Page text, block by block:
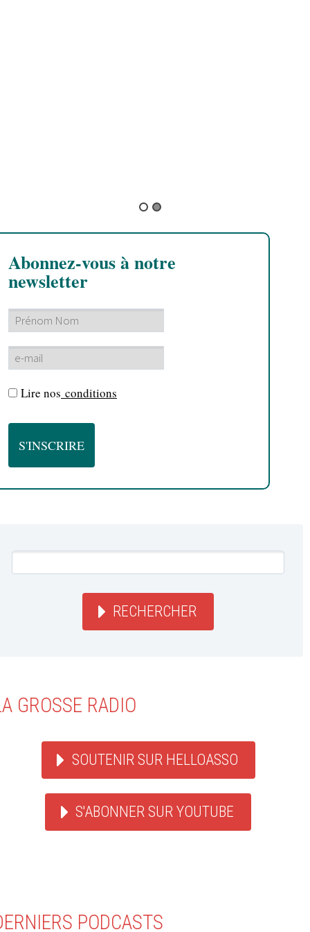
Abonnez-vous à notre
newsletter
Lire nos conditions
RECHERCHER
GROSSE RADIO
SOUTENIR SUR HELLOASSO
S'ABONNER SUR YOUTUBE
PODCASTS